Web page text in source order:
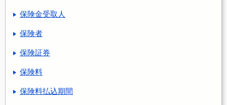
保険金受取人
保険者
保険証券
保険料
保険料払込期間